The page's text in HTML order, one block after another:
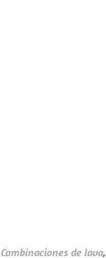
Combinaciones de lava,